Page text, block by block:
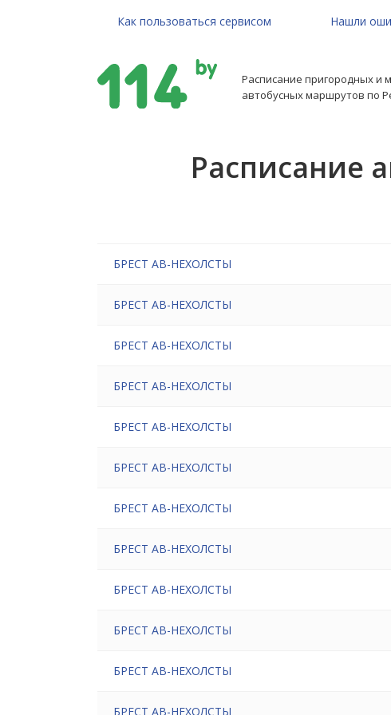
Как пользоваться сервисом Нашли
Расписание пригородных и
автобусных маршрутов по
Расписание
БРЕСТ АВ-НЕХОЛСТЫ
БРЕСТ АВ-НЕХОЛСТЫ
БРЕСТ АВ-НЕХОЛСТЫ
БРЕСТ АВ-НЕХОЛСТЫ
БРЕСТ АВ-НЕХОЛСТЫ
БРЕСТ АВ-НЕХОЛСТЫ
БРЕСТ АВ-НЕХОЛСТЫ
БРЕСТ АВ-НЕХОЛСТЫ
БРЕСТ АВ-НЕХОЛСТЫ
БРЕСТ АВ-НЕХОЛСТЫ
БРЕСТ АВ-НЕХОЛСТЫ
БРЕСТ АВ-НЕХОЛСТЫ